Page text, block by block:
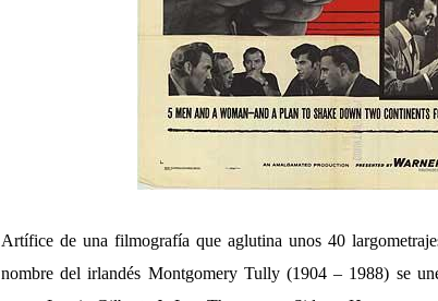
Artífice de una filmografía que aglutina unos 40
nombre del irlandés Montgomery Tully (1904 – 1988) se